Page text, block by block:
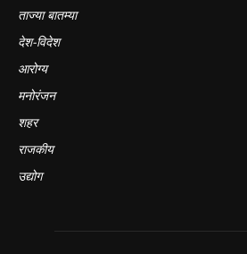
ताज्या बातम्या
देश-विदेश
आरोग्य
मनोरंजन
शहर
राजकीय
उद्योग